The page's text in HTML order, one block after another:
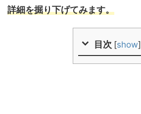
詳細を掘り下げてみます。
目次 [show]